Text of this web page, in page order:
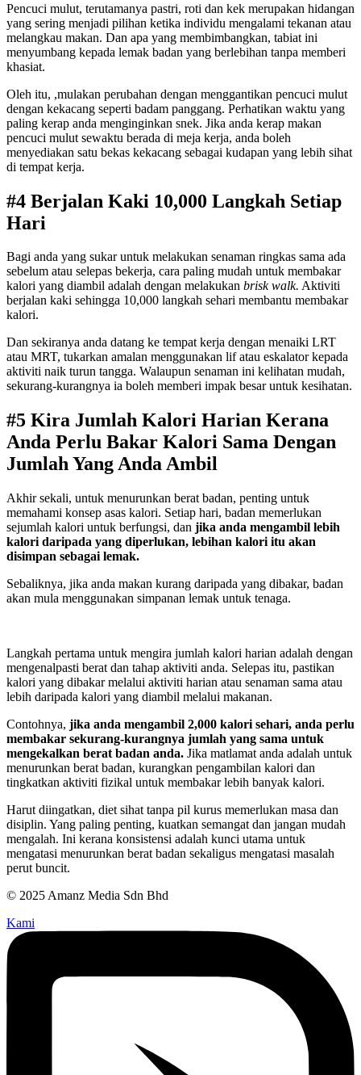
Pencuci mulut, terutamanya pastri, roti dan kek merupakan hidangan
yang sering menjadi pilihan ketika individu mengalami tekanan atau
melangkau makan. Dan apa yang membimbangkan, tabiat ini
menyumbang kepada lemak badan yang berlebihan tanpa memberi
khasiat.
Oleh itu, ,mulakan perubahan dengan menggantikan pencuci mulut
dengan kekacang seperti badam panggang. Perhatikan waktu yang
paling kerap anda menginginkan snek. Jika anda kerap makan
pencuci mulut sewaktu berada di meja kerja, anda boleh
menyediakan satu bekas kekacang sebagai kudapan yang lebih sihat
di tempat kerja.
#4 Berjalan Kaki 10,000 Langkah Setiap
Hari
Bagi anda yang sukar untuk melakukan senaman ringkas sama ada
sebelum atau selepas bekerja, cara paling mudah untuk membakar
kalori yang diambil adalah dengan melakukan brisk walk. Aktiviti
berjalan kaki sehingga 10,000 langkah sehari membantu membakar
kalori.
Dan sekiranya anda datang ke tempat kerja dengan menaiki LRT
atau MRT, tukarkan amalan menggunakan lif atau eskalator kepada
aktiviti naik turun tangga. Walaupun senaman ini kelihatan mudah,
sekurang-kurangnya ia boleh memberi impak besar untuk kesihatan.
#5 Kira Jumlah Kalori Harian Kerana
Anda Perlu Bakar Kalori Sama Dengan
Jumlah Yang Anda Ambil
Akhir sekali, untuk menurunkan berat badan, penting untuk
memahami konsep asas kalori. Setiap hari, badan memerlukan
sejumlah kalori untuk berfungsi, dan jika anda mengambil lebih
kalori daripada yang diperlukan, lebihan kalori itu akan
disimpan sebagai lemak.
Sebaliknya, jika anda makan kurang daripada yang dibakar, badan
akan mula menggunakan simpanan lemak untuk tenaga.
Langkah pertama untuk mengira jumlah kalori harian adalah dengan
mengenalpasti berat dan tahap aktiviti anda. Selepas itu, pastikan
kalori yang dibakar melalui aktiviti harian atau senaman sama atau
lebih daripada kalori yang diambil melalui makanan.
Contohnya, jika anda mengambil 2,000 kalori sehari, anda perlu
membakar sekurang-kurangnya jumlah yang sama untuk
mengekalkan berat badan anda. Jika matlamat anda adalah untuk
menurunkan berat badan, kurangkan pengambilan kalori dan
tingkatkan aktiviti fizikal untuk membakar lebih banyak kalori.
Harut diingatkan, diet sihat tanpa pil kurus memerlukan masa dan
disiplin. Yang paling penting, kuatkan semangat dan jangan mudah
mengalah. Ini kerana konsistensi adalah kunci utama untuk
mengatasi menurunkan berat badan sekaligus mengatasi masalah
perut buncit.
© 2025 Amanz Media Sdn Bhd
Kami